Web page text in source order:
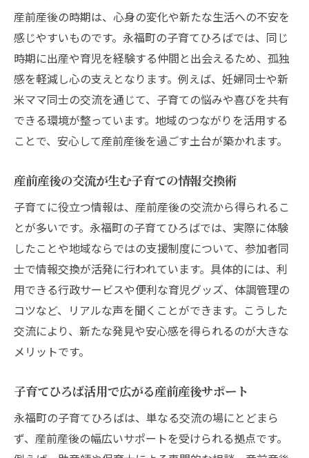
産前産後の時期は、心身の変化や新たな生活への不安を
感じやすいものです。永福町の子育てひろばでは、同じ
時期に出産や育児を経験する仲間と出会えるため、孤独
感を軽減し心の支えとなります。例えば、妊婦同士や新
米ママ同士の交流を通じて、子育ての悩みや喜びを共有
できる環境が整っています。地域のつながりを活用する
ことで、安心して産前産後を過ごす土台が築かれます。
産前産後の交流が生む子育ての情報交換術
子育てに役立つ情報は、産前産後の交流から得られるこ
とが多いです。永福町の子育てひろばでは、実際に体験
したことや地域ならではの支援制度について、参加者同
士で情報交換が活発に行われています。具体的には、利
用できる行政サービスや便利な育児グッズ、体調管理の
コツなど、リアルな声を聞くことができます。こうした
交流により、新たな発見や安心感を得られるのが大きな
メリットです。
子育てひろば活用で広がる産前産後サポート
永福町の子育てひろばは、単なる交流の場にとどまら
ず、産前産後の幅広いサポートを受けられる拠点です。